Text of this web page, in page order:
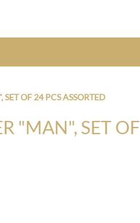
OF 24 PCS ASSORTED
"MAN", SET OF